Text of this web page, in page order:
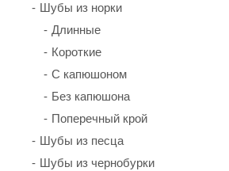
Шубы из норки
Длинные
Короткие
С капюшоном
Без капюшона
Поперечный крой
Шубы из песца
Шубы из чернобурки